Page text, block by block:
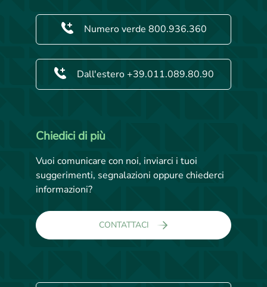
Numero verde 800.936.360
Dall'estero +39.011.089.80.90
Chiedici di più
Vuoi comunicare con noi, inviarci i tuoi
suggerimenti, segnalazioni oppure chiederci
informazioni?
CONTATTACI